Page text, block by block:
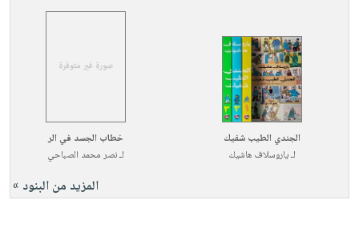
الجندي الطيب شفيك
لـياروسلاف هاشيك
خطاب الجسد في الر
لـنصر محمد الصباحي
المزيد من البنود »